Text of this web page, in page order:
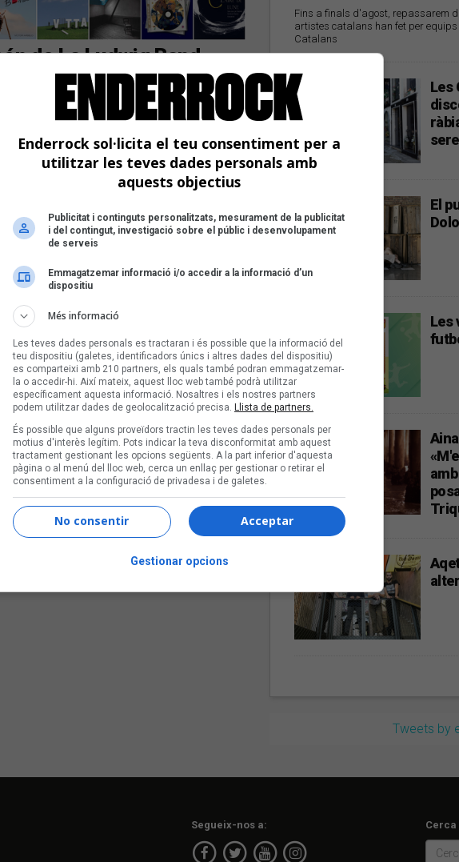
de La Ludwig Band,
& Clara
setmana
1
Següent >
Fins a finals d'agost, repassarem
artistes catalans han fet per
Catalans
Les
El
Les
Tweets by
Segueix-nos a: Cerca
Enderrock sol·licita el teu consentiment per a
utilitzar les teves dades personals amb
aquests objectius
Publicitat i continguts personalitzats, mesurament de la publicitat
i del contingut, investigació sobre el públic i desenvolupament
de serveis
Emmagatzemar informació i/o accedir a la informació d’un
dispositiu
Més informació
Les teves dades personals es tractaran i és possible que la informació del
teu dispositiu (galetes, identificadors únics i altres dades del dispositiu)
es comparteixi amb 210 partners, els quals també podran emmagatzemar-
la o accedir-hi. Així mateix, aquest lloc web també podrà utilitzar
específicament aquesta informació. Nosaltres i els nostres partners
podem utilitzar dades de geolocalització precisa. Llista de partners.
És possible que alguns proveïdors tractin les teves dades personals per
motius d'interès legítim. Pots indicar la teva disconformitat amb aquest
tractament gestionant les opcions següents. A la part inferior d'aquesta
pàgina o al menú del lloc web, cerca un enllaç per gestionar o retirar el
consentiment a la configuració de privadesa i de galetes.
Acceptar
No consentir
Gestionar opcions